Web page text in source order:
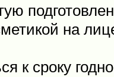
на
к сроку